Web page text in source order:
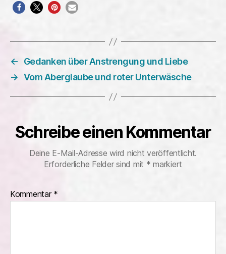
←
Gedanken über Anstrengung und Liebe
→ Vom Aberglaube und roter Unterwäsche
Schreibe einen Kommentar
Deine E-Mail-Adresse wird nicht veröffentlicht.
Erforderliche Felder sind mit * markiert
Kommentar *